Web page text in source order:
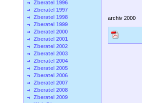
Zberatel 1996
Zberatel 1997
Zberatel 1998
Zberatel 1999
Zberatel 2000
Zberatel 2001
Zberatel 2002
Zberatel 2003
Zberatel 2004
Zberatel 2005
Zberatel 2006
Zberatel 2007
Zberatel 2008
Zberatel 2009
archiv 2000